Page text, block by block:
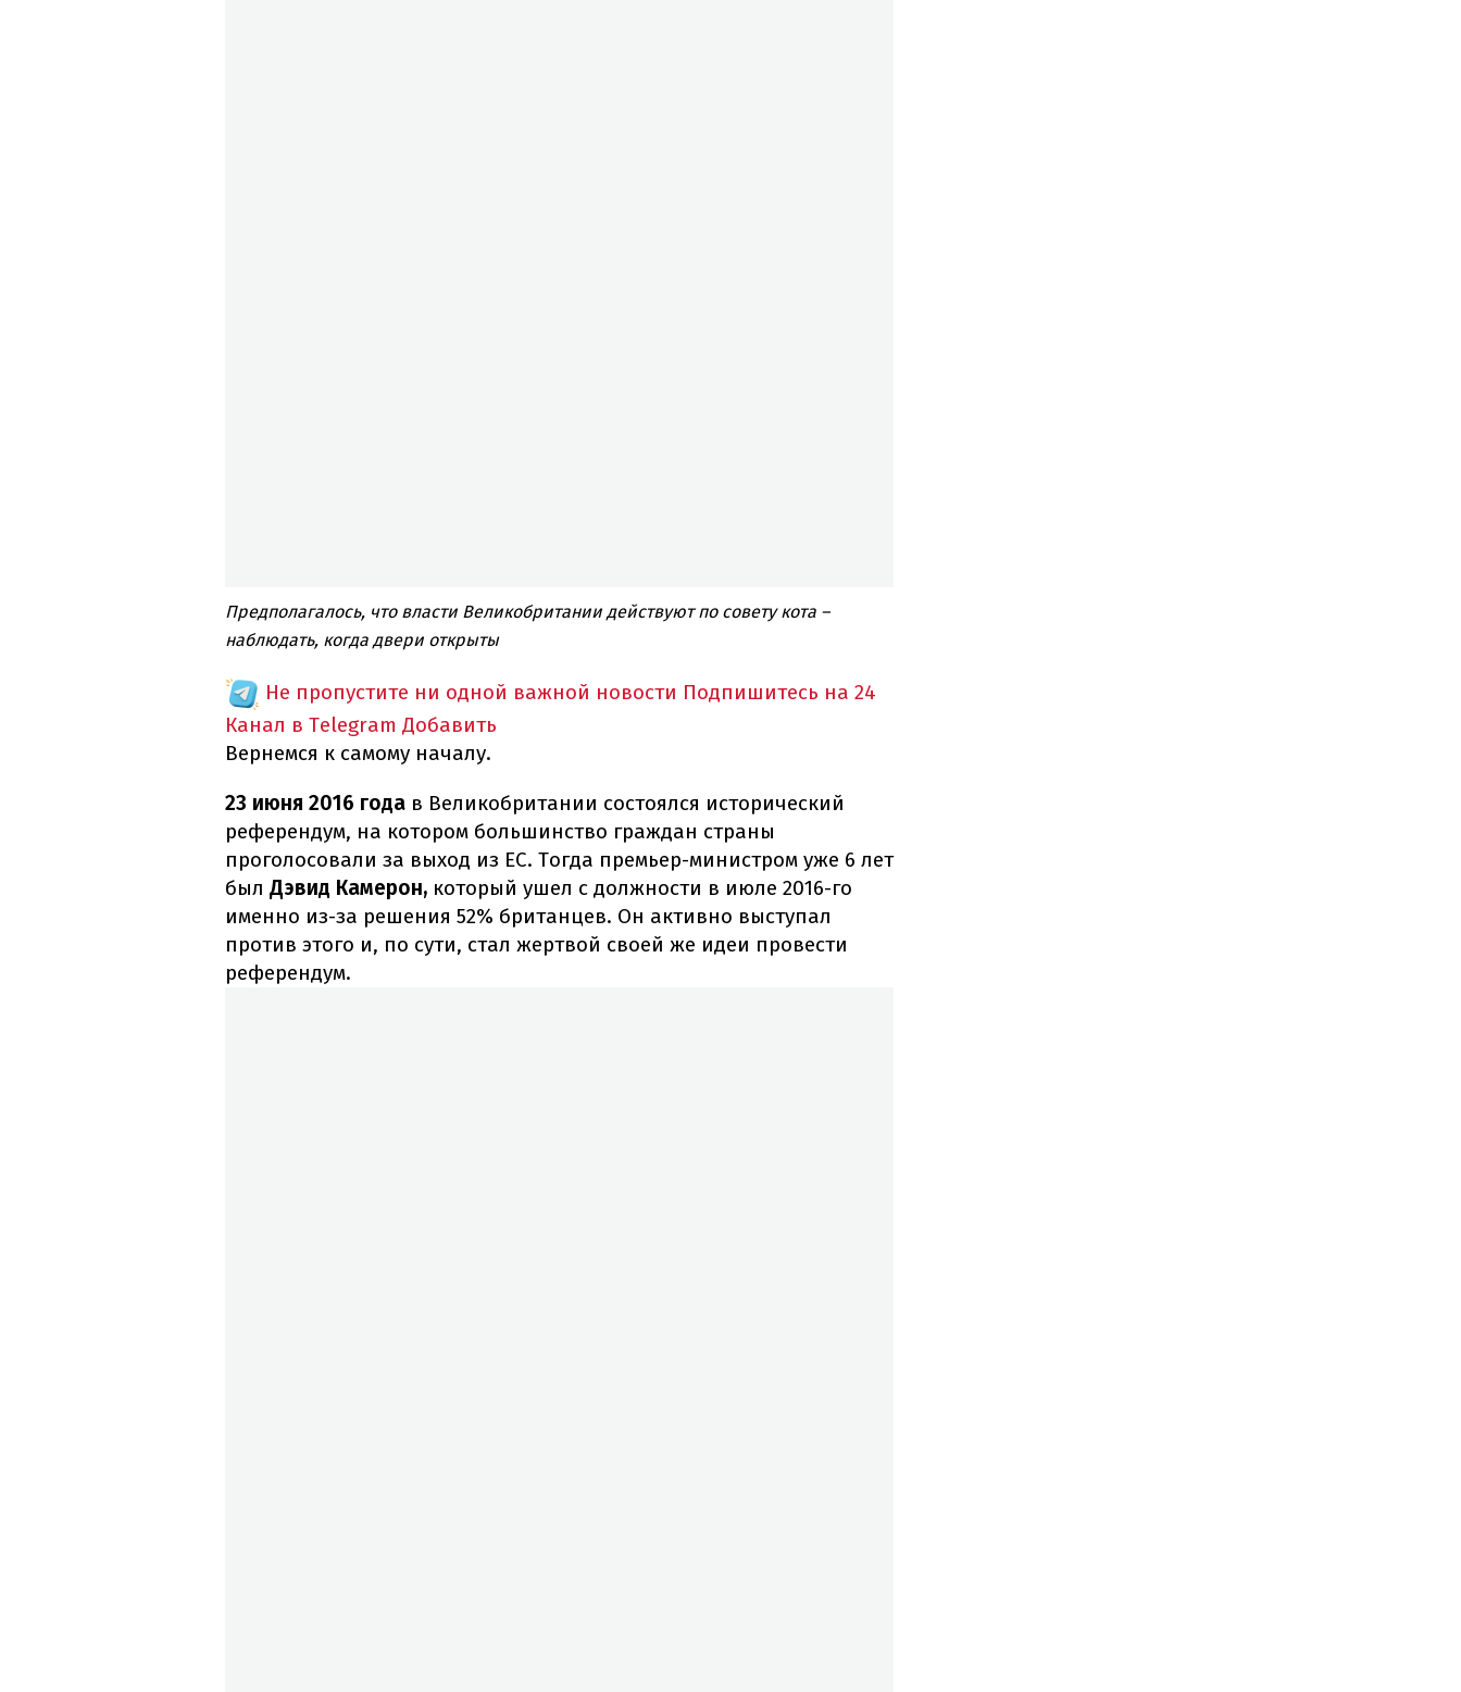
Предполагалось, что власти Великобритании действуют по совету кота –
наблюдать, когда двери открыты
Не пропустите ни одной важной новости Подпишитесь на 24
Канал в Telegram Добавить
Вернемся к самому началу.
23 июня 2016 года в Великобритании состоялся исторический
референдум, на котором большинство граждан страны
проголосовали за выход из ЕС. Тогда премьер-министром уже 6 лет
был Дэвид Камерон, который ушел с должности в июле 2016-го
именно из-за решения 52% британцев. Он активно выступал
против этого и, по сути, стал жертвой своей же идеи провести
референдум.